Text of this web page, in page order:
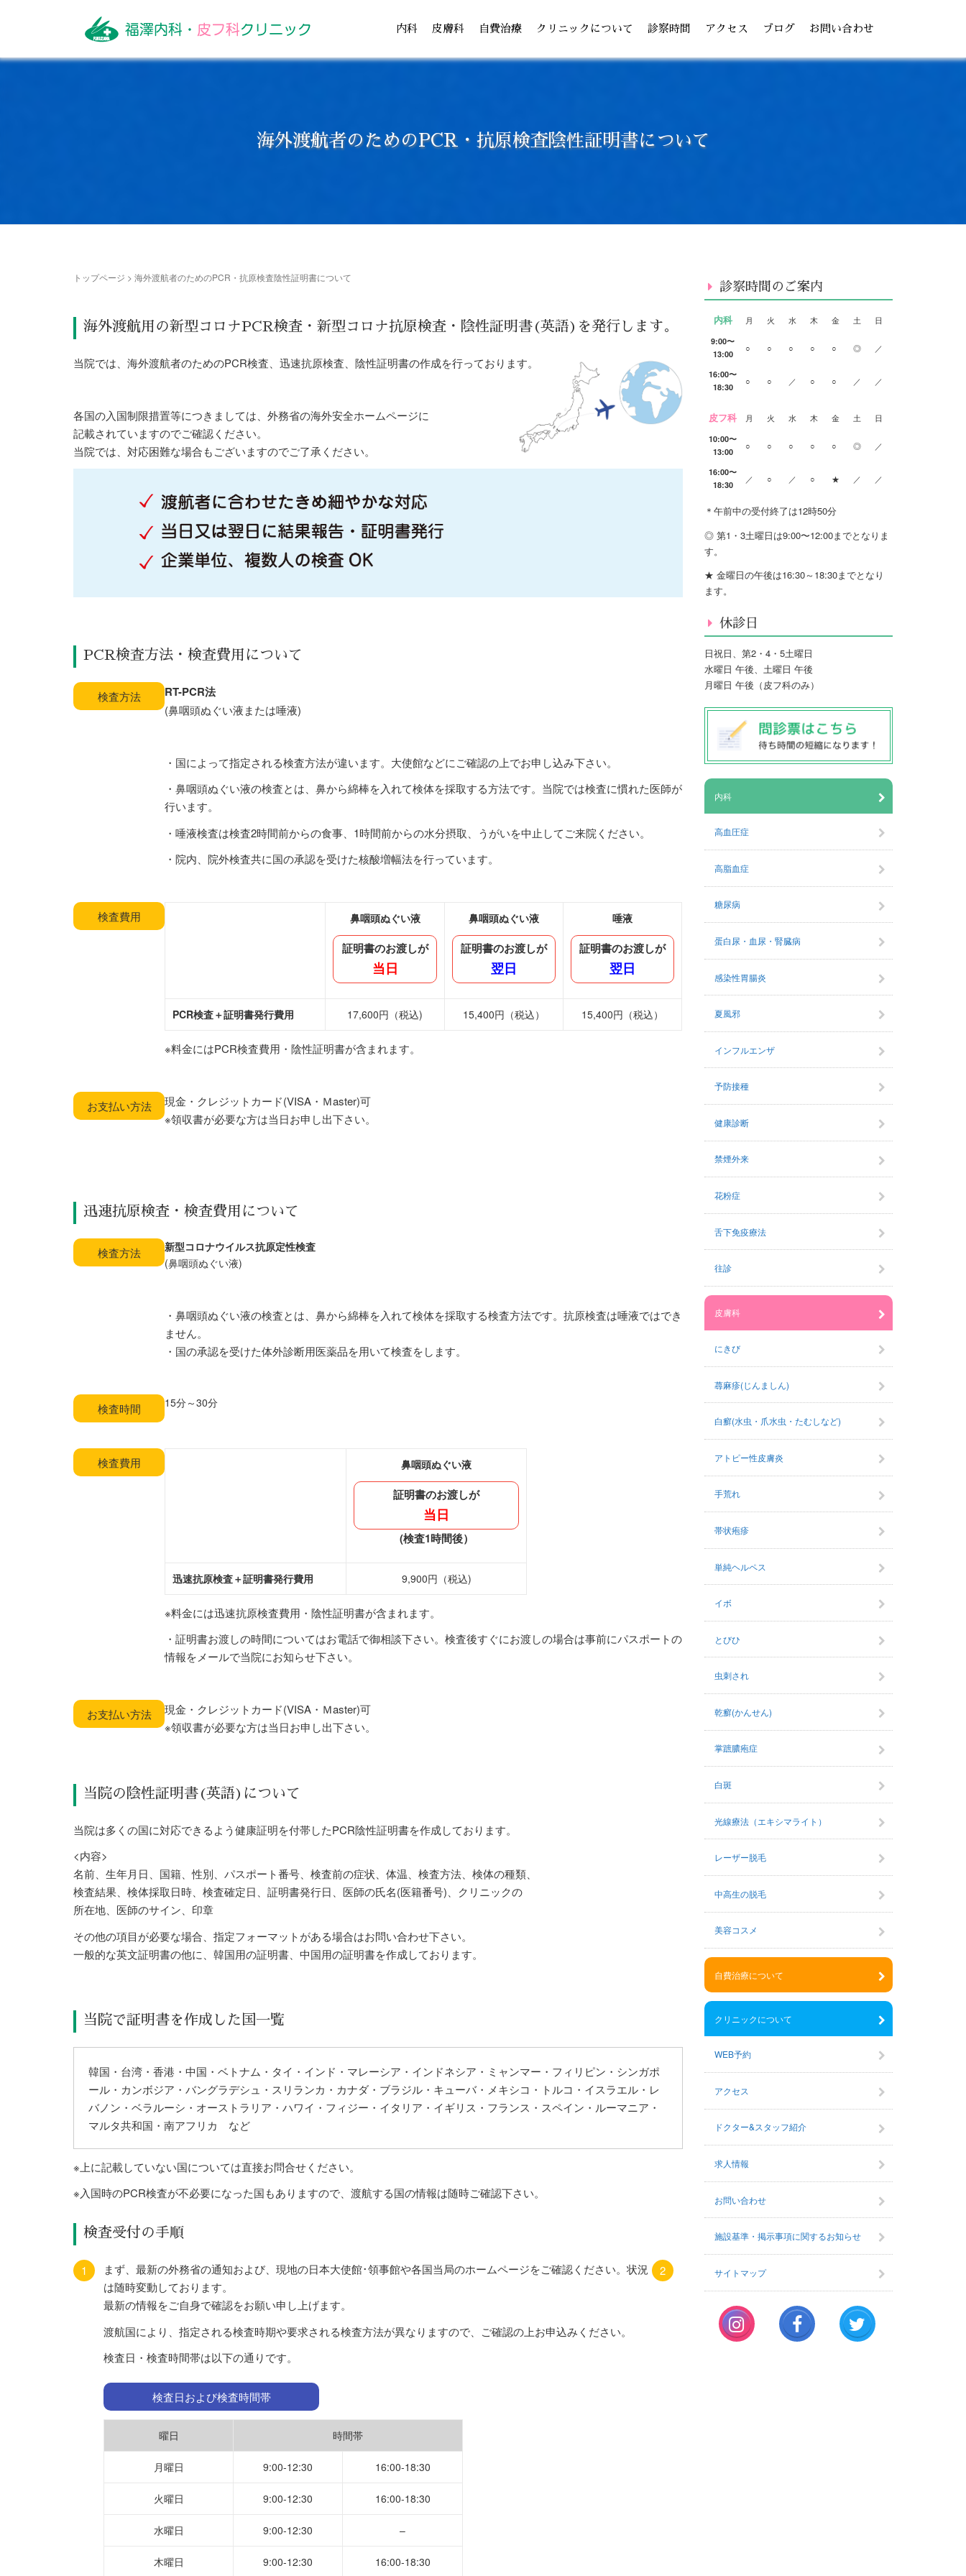
内科 皮膚科 自費治療 クリニックについて 診察時間 アクセス ブログ お問い合わせ
海外渡航者のためのPCR・抗原検査陰性証明書について
トップページ > 海外渡航者のためのPCR・抗原検査陰性証明書について
海外渡航用の新型コロナPCR検査・新型コロナ抗原検査・陰性証明書(英語)を発行します。
当院では、海外渡航者のためのPCR検査、迅速抗原検査、陰性証明書の作成を行っております。
各国の入国制限措置等につきましては、外務省の海外安全ホームページに
記載されていますのでご確認ください。
当院では、対応困難な場合もございますのでご了承ください。
PCR検査方法・検査費用について
検査方法 RT-PCR法
(鼻咽頭ぬぐい液または唾液)
・国によって指定される検査方法が違います。大使館などにご確認の上でお申し込み下さい。
・鼻咽頭ぬぐい液の検査とは、鼻から綿棒を入れて検体を採取する方法です。当院では検査に慣れた医師が
行います。
・唾液検査は検査2時間前からの食事、1時間前からの水分摂取、うがいを中止してご来院ください。
・院内、院外検査共に国の承認を受けた核酸増幅法を行っています。
検査費用 鼻咽頭ぬぐい液
証明書のお渡しが
当日
鼻咽頭ぬぐい液
証明書のお渡しが
翌日
唾液
証明書のお渡しが
翌日
PCR検査＋証明書発行費用 17,600円（税込) 15,400円（税込） 15,400円（税込）
※料金にはPCR検査費用・陰性証明書が含まれます。
お支払い方法
現金・クレジットカード(VISA・Ｍaster)可
※領収書が必要な方は当日お申し出下さい。
迅速抗原検査・検査費用について
検査方法
新型コロナウイルス抗原定性検査
(鼻咽頭ぬぐい液)
・鼻咽頭ぬぐい液の検査とは、鼻から綿棒を入れて検体を採取する検査方法です。抗原検査は唾液ではでき
ません。
・国の承認を受けた体外診断用医薬品を用いて検査をします。
検査時間 15分～30分
検査費用 鼻咽頭ぬぐい液
証明書のお渡しが
当日
(検査1時間後）
迅速抗原検査＋証明書発行費用 9,900円（税込)
※料金には迅速抗原検査費用・陰性証明書が含まれます。
・証明書お渡しの時間についてはお電話で御相談下さい。検査後すぐにお渡しの場合は事前にパスポートの
情報をメールで当院にお知らせ下さい。
お支払い方法
現金・クレジットカード(VISA・Ｍaster)可
※領収書が必要な方は当日お申し出下さい。
当院の陰性証明書(英語)について
当院は多くの国に対応できるよう健康証明を付帯したPCR陰性証明書を作成しております。
<内容>
名前、生年月日、国籍、性別、パスポート番号、検査前の症状、体温、検査方法、検体の種類、
検査結果、検体採取日時、検査確定日、証明書発行日、医師の氏名(医籍番号)、クリニックの
所在地、医師のサイン、印章
その他の項目が必要な場合、指定フォーマットがある場合はお問い合わせ下さい。
一般的な英文証明書の他に、韓国用の証明書、中国用の証明書を作成しております。
当院で証明書を作成した国一覧
韓国・台湾・香港・中国・ベトナム・タイ・インド・マレーシア・インドネシア・ミャンマー・フィリピン・シンガポ
ール・カンボジア・バングラデシュ・スリランカ・カナダ・ブラジル・キューバ・メキシコ・トルコ・イスラエル・レ
バノン・ベラルーシ・オーストラリア・ハワイ・フィジー・イタリア・イギリス・フランス・スペイン・ルーマニア・
マルタ共和国・南アフリカ など
※上に記載していない国については直接お問合せください。
※入国時のPCR検査が不必要になった国もありますので、渡航する国の情報は随時ご確認下さい。
検査受付の手順
1
まず、最新の外務省の通知および、現地の日本大使館･領事館や各国当局のホームページをご確認ください。状況
は随時変動しております。
最新の情報をご自身で確認をお願い申し上げます。
渡航国により、指定される検査時期や要求される検査方法が異なりますので、ご確認の上お申込みください。
検査日・検査時間帯は以下の通りです。
検査日および検査時間帯
曜日 時間帯
月曜日 9:00-12:30 16:00-18:30
火曜日 9:00-12:30 16:00-18:30
水曜日 9:00-12:30 –
木曜日 9:00-12:30 16:00-18:30
2
診察時間のご案内
内科 月 火 水 木 金 土 日
9:00〜
13:00
○ ○ ○ ○ ○ ◎ ／
16:00〜
18:30
○ ○ ／ ○ ○ ／ ／
皮フ科 月 火 水 木 金 土 日
10:00〜
13:00
○ ○ ○ ○ ○ ◎ ／
16:00〜
18:30
／ ○ ／ ○ ★ ／ ／
＊午前中の受付終了は12時50分
◎ 第1・3土曜日は9:00〜12:00までとなりま
す。
★ 金曜日の午後は16:30～18:30までとなり
ます。
休診日
日祝日、第2・4・5土曜日
水曜日 午後、土曜日 午後
月曜日 午後（皮フ科のみ）
内科
高血圧症
高脂血症
糖尿病
蛋白尿・血尿・腎臓病
感染性胃腸炎
夏風邪
インフルエンザ
予防接種
健康診断
禁煙外来
花粉症
舌下免疫療法
往診
皮膚科
にきび
蕁麻疹(じんましん)
白癬(水虫・爪水虫・たむしなど)
アトピー性皮膚炎
手荒れ
帯状疱疹
単純ヘルペス
イボ
とびひ
虫刺され
乾癬(かんせん)
掌蹠膿疱症
白斑
光線療法（エキシマライト）
レーザー脱毛
中高生の脱毛
美容コスメ
自費治療について
クリニックについて
WEB予約
アクセス
ドクター&スタッフ紹介
求人情報
お問い合わせ
施設基準・掲示事項に関するお知らせ
サイトマップ